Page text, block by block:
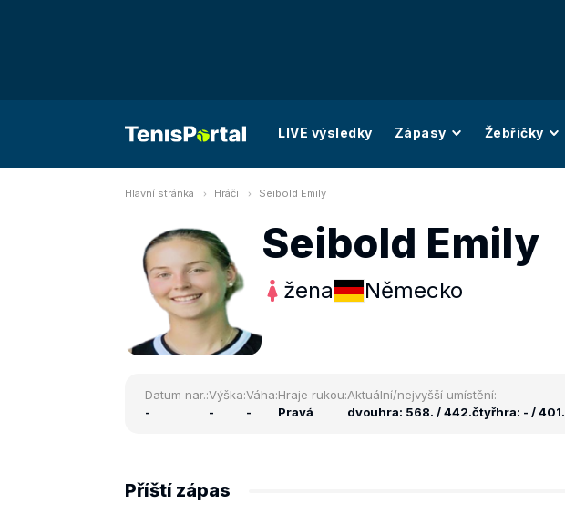
LIVE výsledky Zápasy Žebříčky
Hlavní stránka Hráči Seibold Emily
Seibold Emily
žena Německo
Datum nar.:
-
Výška:
-
Váha:
-
Hraje rukou:
Pravá
Aktuální/nejvyšší umístění:
dvouhra: 568. / 442.čtyřhra: - / 401.
Příští zápas